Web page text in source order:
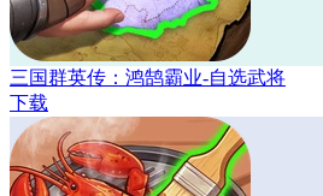
三国群英传：鸿鹄霸业-自选武将
下载